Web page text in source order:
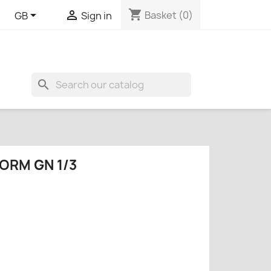
GB  Sign in shopping_cart Basket (0)
search
GN 1/3